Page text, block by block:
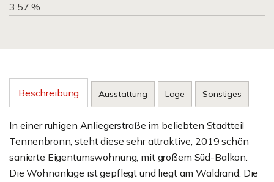
3.57 %
Beschreibung Ausstattung Lage Sonstiges
In einer ruhigen Anliegerstraße im beliebten Stadtteil
Tennenbronn, steht diese sehr attraktive, 2019 schön
sanierte Eigentumswohnung, mit großem Süd-Balkon.
Die Wohnanlage ist gepflegt und liegt am Waldrand. Die